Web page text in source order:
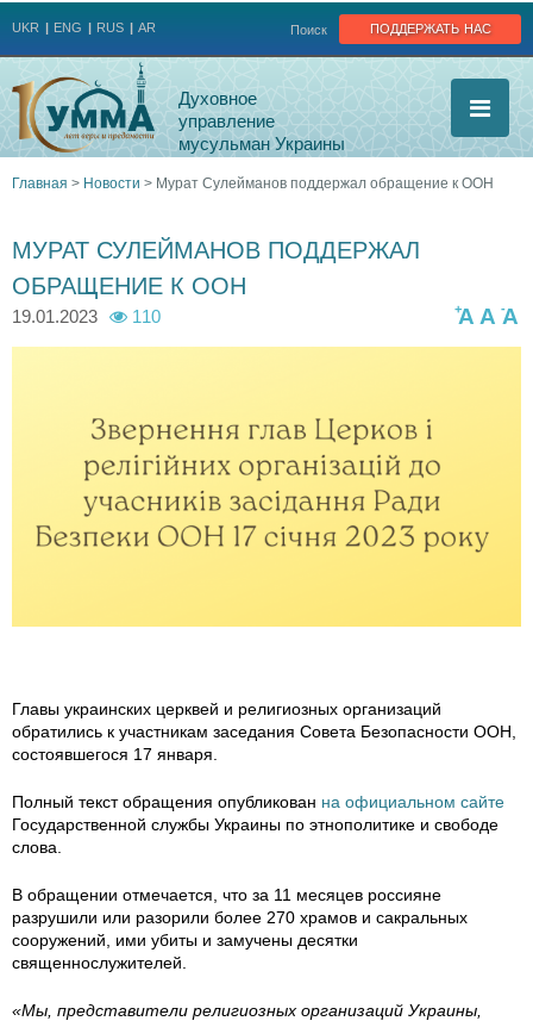
поддержать нас
Поиск
UKR ENG RUS AR
Духовное
управление
мусульман Украины
Главная > Новости > Мурат Сулейманов поддержал обращение к ООН
МУРАТ СУЛЕЙМАНОВ ПОДДЕРЖАЛ
ОБРАЩЕНИЕ К ООН
19.01.2023 110 -A
A
+A
n
i
a
-
h
Главы украинских церквей и религиозных организаций
обратились к участникам заседания Совета Безопасности ООН,
состоявшегося 17 января.
Полный текст обращения опубликован на официальном сайте
Государственной службы Украины по этнополитике и свободе
слова.
В обращении отмечается, что за 11 месяцев россияне
разрушили или разорили более 270 храмов и сакральных
сооружений, ими убиты и замучены десятки
священнослужителей.
«Мы, представители религиозных организаций Украины,